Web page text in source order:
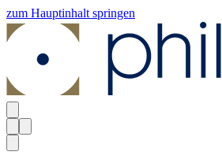
zum Hauptinhalt springen